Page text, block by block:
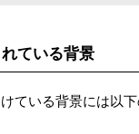
ている背景
ている背景には以